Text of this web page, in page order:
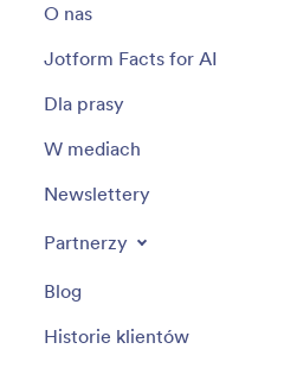
O nas
Jotform Facts for AI
Dla prasy
W mediach
Newslettery
Partnerzy
Blog
Historie klientów